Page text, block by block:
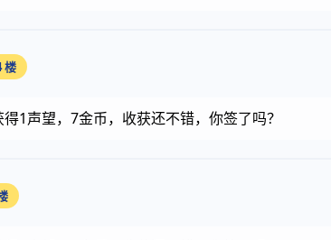
楼
1声望，7金币，收获还不错，你签了吗？